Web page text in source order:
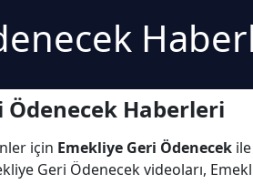
Amasya
Antalya
Artvin
Ödenecek Haberleri
için Emekliye Geri Ödenecek
Geri Ödenecek videoları,